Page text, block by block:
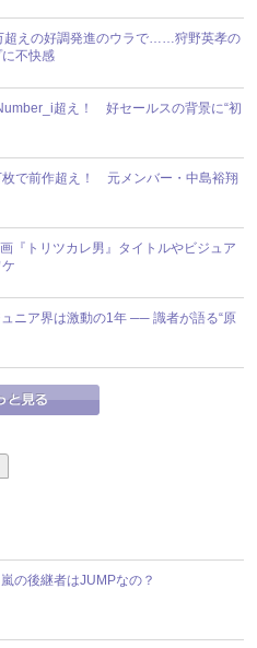
超えの好調発進のウラで……狩野英孝の
不快感
超え！ 好セールスの背景に“初
で前作超え！ 元メンバー・中島裕翔
『トリツカレ男』タイトルやビジュア
ニア界は激動の1年 ── 識者が語る“原
の後継者はJUMPなの？